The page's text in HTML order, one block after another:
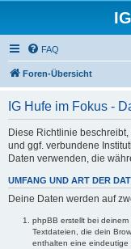
FAQ
Foren-Übersicht
IG Hufe im Fokus -
Diese Richtlinie beschreibt,
und ggf. verbundene
Daten verwenden, die
UMFANG UND ART DER
Deine Daten werden auf
phpBB erstellt bei
Textdateien, die dein
enthalten eine eindeutige